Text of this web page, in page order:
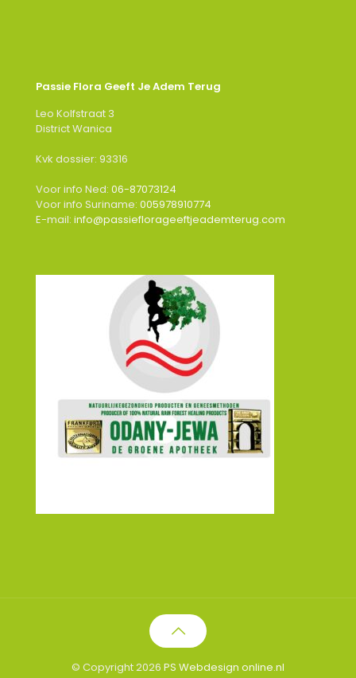
Passie Flora Geeft Je Adem Terug
Leo Kolfstraat 3
District Wanica
Kvk dossier: 93316
Voor info Ned: 06-87073124
Voor info Suriname: 005978910774
E-mail: info@passieflorageeftjeademterug.com
© Copyright 2026 PS Webdesign online.nl